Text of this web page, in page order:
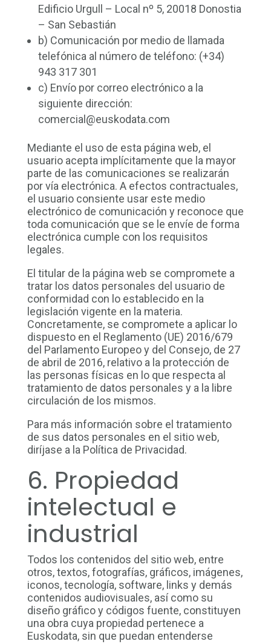
Edificio Urgull – Local nº 5, 20018 Donostia
– San Sebastián
b) Comunicación por medio de llamada
telefónica al número de teléfono: (+34)
943 317 301
c) Envío por correo electrónico a la
siguiente dirección:
comercial@euskodata.com
Mediante el uso de esta página web, el
usuario acepta implícitamente que la mayor
parte de las comunicaciones se realizarán
por vía electrónica. A efectos contractuales,
el usuario consiente usar este medio
electrónico de comunicación y reconoce que
toda comunicación que se le envíe de forma
electrónica cumple con los requisitos
legales.
El titular de la página web se compromete a
tratar los datos personales del usuario de
conformidad con lo establecido en la
legislación vigente en la materia.
Concretamente, se compromete a aplicar lo
dispuesto en el Reglamento (UE) 2016/679
del Parlamento Europeo y del Consejo, de 27
de abril de 2016, relativo a la protección de
las personas físicas en lo que respecta al
tratamiento de datos personales y a la libre
circulación de los mismos.
Para más información sobre el tratamiento
de sus datos personales en el sitio web,
diríjase a la Política de Privacidad.
6. Propiedad
intelectual e
industrial
Todos los contenidos del sitio web, entre
otros, textos, fotografías, gráficos, imágenes,
iconos, tecnología, software, links y demás
contenidos audiovisuales, así como su
diseño gráfico y códigos fuente, constituyen
una obra cuya propiedad pertenece a
Euskodata, sin que puedan entenderse